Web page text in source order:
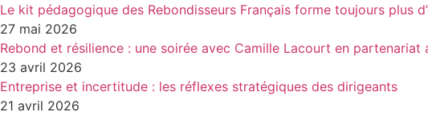
Le kit pédagogique des Rebondisseurs Français forme toujours plus
27 mai 2026
Rebond et résilience : une soirée avec Camille Lacourt en partenariat
23 avril 2026
Entreprise et incertitude : les réflexes stratégiques des dirigeants
21 avril 2026